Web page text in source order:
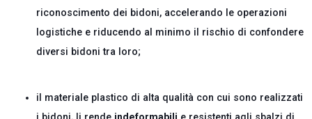
riconoscimento dei bidoni, accelerando le operazioni
logistiche e riducendo al minimo il rischio di confondere
diversi bidoni tra loro;
il materiale plastico di alta qualità con cui sono realizzati